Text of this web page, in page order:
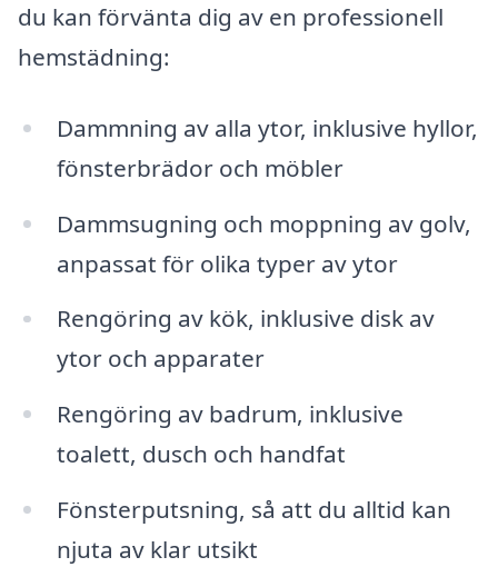
du kan förvänta dig av en professionell
hemstädning:
Dammning av alla ytor, inklusive hyllor,
fönsterbrädor och möbler
Dammsugning och moppning av golv,
anpassat för olika typer av ytor
Rengöring av kök, inklusive disk av
ytor och apparater
Rengöring av badrum, inklusive
toalett, dusch och handfat
Fönsterputsning, så att du alltid kan
njuta av klar utsikt